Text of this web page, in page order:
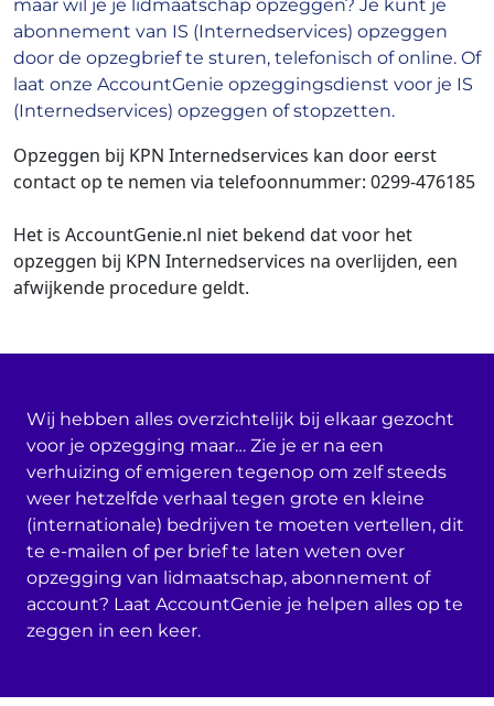
maar wil je je lidmaatschap opzeggen? Je kunt je
abonnement van IS (Internedservices) opzeggen
door de opzegbrief te sturen, telefonisch of online. Of
laat onze AccountGenie opzeggingsdienst voor je IS
(Internedservices) opzeggen of stopzetten.
Opzeggen bij KPN Internedservices kan door eerst
contact op te nemen via telefoonnummer: 0299-476185
Het is AccountGenie.nl niet bekend dat voor het
opzeggen bij KPN Internedservices na overlijden, een
afwijkende procedure geldt.
Wij hebben alles overzichtelijk bij elkaar gezocht
voor je opzegging maar… Zie je er na een
verhuizing of emigeren tegenop om zelf steeds
weer hetzelfde verhaal tegen grote en kleine
(internationale) bedrijven te moeten vertellen, dit
te e-mailen of per brief te laten weten over
opzegging van lidmaatschap, abonnement of
account? Laat AccountGenie je helpen alles op te
zeggen in een keer.